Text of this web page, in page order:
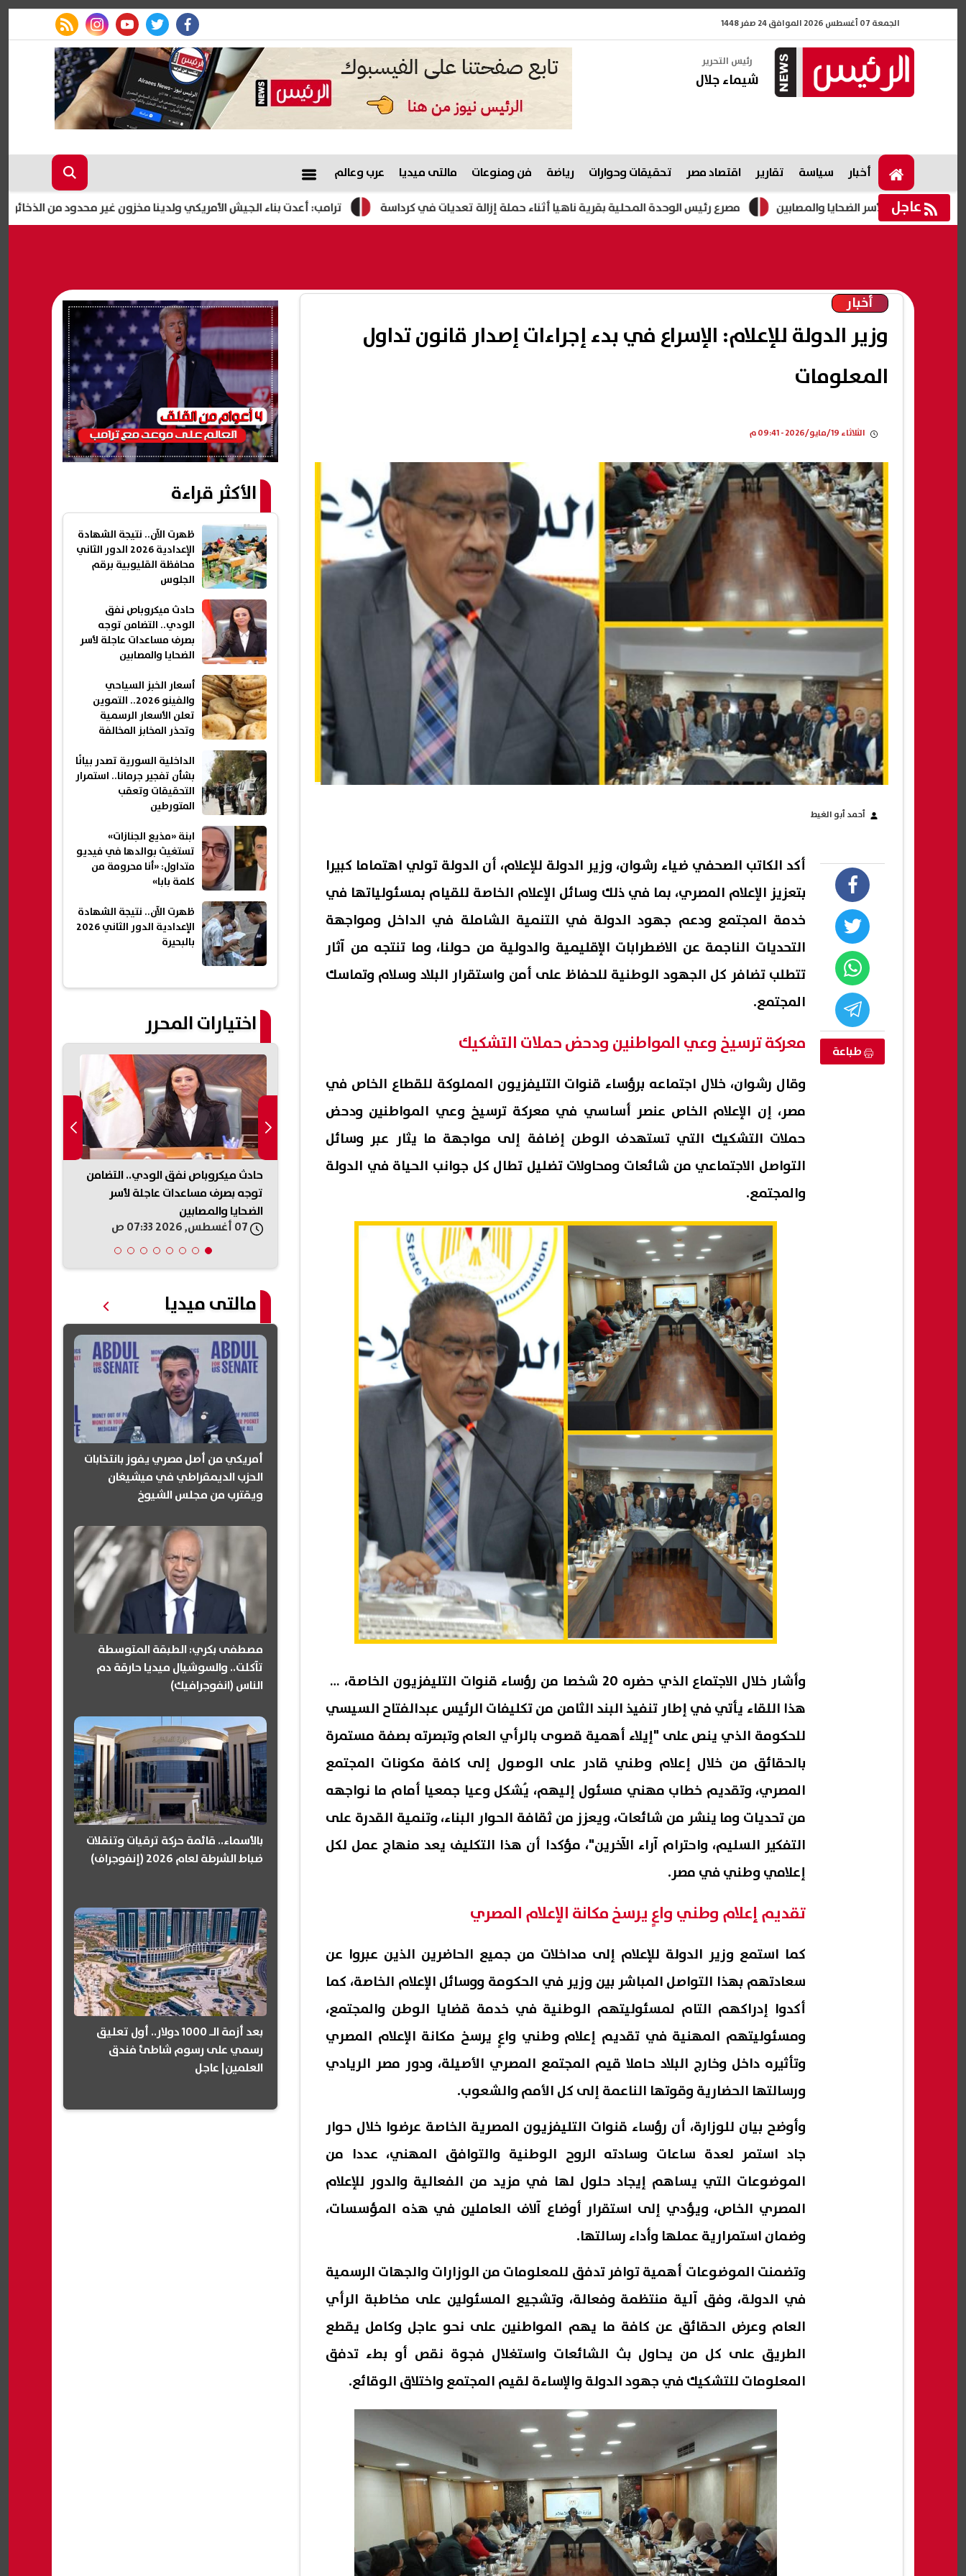
الجمعة 07 أغسطس 2026 الموافق 24 صفر 1448
facebook
twitter
youtube
instagram
rss feed
رئيس التحرير
شيماء جلال
أخبار سياسة تقارير اقتصاد مصر تحقيقات وحوارات رياضة فن ومنوعات مالتى ميديا عرب وعالم
عاجل إصابة 11 مدنيًا في هجوم للحوثيين على نجران.. والتحالف يتوعد بإجراءات رادعة ترامب: أعدت بناء الجيش الأمريكي ولدينا مخزون غير محدود من الذخائر مصرع رئيس الوحدة المحلية بقرية ناهيا أثناء حملة إزالة تعديات في كرداسة الضحايا والمصابين
أخبار
وزير الدولة للإعلام: الإسراع في بدء إجراءات إصدار قانون تداول
المعلومات
الثلاثاء 19/مايو/2026 - 09:41 م
أحمد أبو الغيط
طباعة
أكد الكاتب الصحفي ضياء رشوان، وزير الدولة للإعلام، أن الدولة تولي اهتماما كبيرا
بتعزيز الإعلام المصري، بما في ذلك وسائل الإعلام الخاصة للقيام بمسئولياتها في
خدمة المجتمع ودعم جهود الدولة في التنمية الشاملة في الداخل ومواجهة
التحديات الناجمة عن الاضطرابات الإقليمية والدولية من حولنا، وما تنتجه من آثار
تتطلب تضافر كل الجهود الوطنية للحفاظ على أمن واستقرار البلاد وسلام وتماسك
المجتمع.
معركة ترسيخ وعي المواطنين ودحض حملات التشكيك
وقال رشوان، خلال اجتماعه برؤساء قنوات التليفزيون المملوكة للقطاع الخاص في
مصر، إن الإعلام الخاص عنصر أساسي في معركة ترسيخ وعي المواطنين ودحض
حملات التشكيك التي تستهدف الوطن إضافة إلى مواجهة ما يثار عبر وسائل
التواصل الاجتماعي من شائعات ومحاولات تضليل تطال كل جوانب الحياة في الدولة
والمجتمع.
وأشار خلال الاجتماع الذي حضره 20 شخصا من رؤساء قنوات التليفزيون الخاصة، إن
هذا اللقاء يأتي في إطار تنفيذ البند الثامن من تكليفات الرئيس عبدالفتاح السيسي
للحكومة الذي ينص على "إيلاء أهمية قصوى بالرأي العام وتبصرته بصفة مستمرة
بالحقائق من خلال إعلام وطني قادر على الوصول إلى كافة مكونات المجتمع
المصري، وتقديم خطاب مهني مسئول إليهم، يُشكل وعيا جمعيا أمام ما نواجهه
من تحديات وما ينشر من شائعات، ويعزز من ثقافة الحوار البناء، وتنمية القدرة على
التفكير السليم، واحترام آراء الآخرين"، مؤكدا أن هذا التكليف يعد منهاج عمل لكل
إعلامي وطني في مصر.
تقديم إعلام وطني واعٍ يرسخ مكانة الإعلام المصري
كما استمع وزير الدولة للإعلام إلى مداخلات من جميع الحاضرين الذين عبروا عن
سعادتهم بهذا التواصل المباشر بين وزير في الحكومة ووسائل الإعلام الخاصة، كما
أكدوا إدراكهم التام لمسئوليتهم الوطنية في خدمة قضايا الوطن والمجتمع،
ومسئوليتهم المهنية في تقديم إعلام وطني واعٍ يرسخ مكانة الإعلام المصري
وتأثيره داخل وخارج البلاد حاملا قيم المجتمع المصري الأصيلة، ودور مصر الريادي
ورسالتها الحضارية وقوتها الناعمة إلى كل الأمم والشعوب.
وأوضح بيان للوزارة، أن رؤساء قنوات التليفزيون المصرية الخاصة عرضوا خلال حوار
جاد استمر لعدة ساعات وسادته الروح الوطنية والتوافق المهني، عددا من
الموضوعات التي يساهم إيجاد حلول لها في مزيد من الفعالية والدور للإعلام
المصري الخاص، ويؤدي إلى استقرار أوضاع آلاف العاملين في هذه المؤسسات،
وضمان استمرارية عملها وأداء رسالتها.
وتضمنت الموضوعات أهمية توافر تدفق للمعلومات من الوزارات والجهات الرسمية
في الدولة، وفق آلية منتظمة وفعالة، وتشجيع المسئولين على مخاطبة الرأي
العام وعرض الحقائق عن كافة ما يهم المواطنين على نحو عاجل وكامل يقطع
الطريق على كل من يحاول بث الشائعات واستغلال فجوة نقص أو بطء تدفق
المعلومات للتشكيك في جهود الدولة والإساءة لقيم المجتمع واختلاق الوقائع.
الأكثر قراءة
ظهرت الآن.. نتيجة الشهادة
الإعدادية 2026 الدور الثاني
محافظة القليوبية برقم
الجلوس
حادث ميكروباص نفق
الودي.. التضامن توجه
بصرف مساعدات عاجلة لأسر
الضحايا والمصابين
أسعار الخبز السياحي
والفينو 2026.. التموين
تعلن الأسعار الرسمية
وتحذر المخابز المخالفة
الداخلية السورية تصدر بيانًا
بشأن تفجير جرمانا.. استمرار
التحقيقات وتعقب
المتورطين
ابنة «مذيع الجنازات»
تستغيث بوالدها في فيديو
متداول: «أنا محرومة من
كلمة بابا»
ظهرت الآن.. نتيجة الشهادة
الإعدادية الدور الثاني 2026
بالبحيرة
اختيارات المحرر
تفاعل واسع مع استغاثة أب يبحث عن
أسرة لرعاية ابنته ومساعدتها على
إعلام إسرائيلي: تل أبيب تواجه
07 أغسطس, 2026 02:47 ص
إصابة 11 مدنيًا في هجوم للحوثيين
07 أغسطس, 2026 02:43 ص
حادث ميكروباص نفق الودي.. التضامن
توجه بصرف مساعدات عاجلة لأسر
الضحايا والمصابين
مالتى ميديا
أمريكي من أصل مصري يفوز بانتخابات
الحزب الديمقراطي في ميشيغان
ويقترب من مجلس الشيوخ
مصطفى بكري: الطبقة المتوسطة
تآكلت.. والسوشيال ميديا حارقة دم
الناس (انفوجرافيك)
بالأسماء.. قائمة حركة ترقيات وتنقلات
ضباط الشرطة لعام 2026 (إنفوجراف)
بعد أزمة الـ 1000 دولار.. أول تعليق
رسمي على رسوم شاطئ فندق
العلمين| عاجل